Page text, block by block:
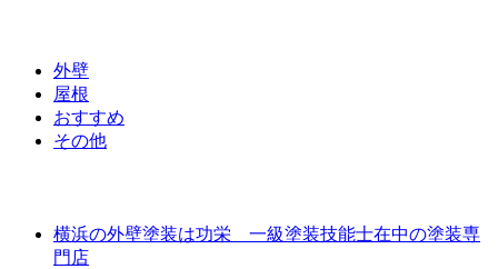
外壁
屋根
おすすめ
その他
横浜の外壁塗装は功栄 一級塗装技能士在中の塗装専
門店